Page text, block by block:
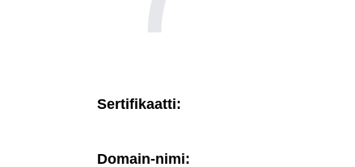
Sertifikaatti:
Domain-nimi: